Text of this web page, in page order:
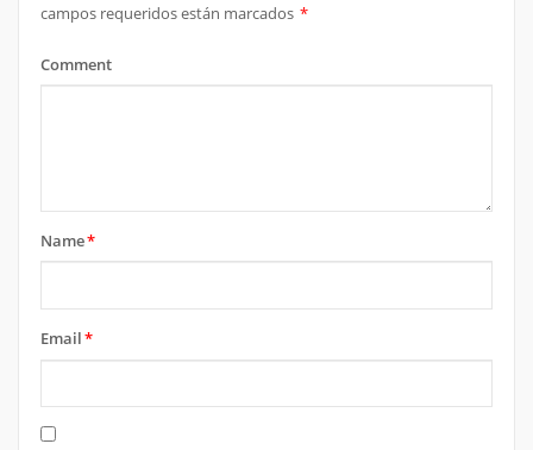
campos requeridos están marcados *
Comment
Name*
Email*